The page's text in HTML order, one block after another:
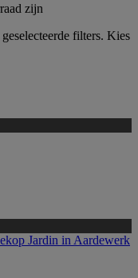
zijn
filters. Kies